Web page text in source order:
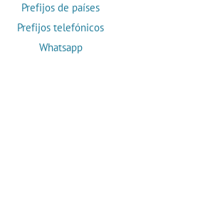
Prefijos de países
Prefijos telefónicos
Whatsapp